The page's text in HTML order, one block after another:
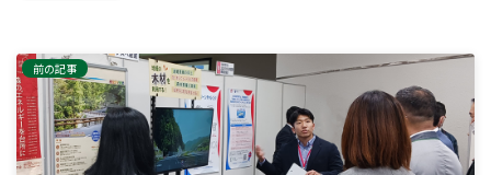
前の記事